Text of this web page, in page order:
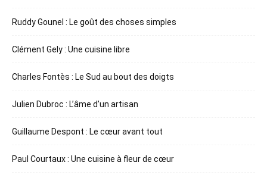
Ruddy Gounel : Le goût des choses simples
Clément Gely : Une cuisine libre
Charles Fontès : Le Sud au bout des doigts
Julien Dubroc : L’âme d’un artisan
Guillaume Despont : Le cœur avant tout
Paul Courtaux : Une cuisine à fleur de cœur